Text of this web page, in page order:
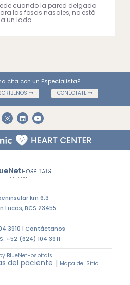
cuando la pared delgada
las fosas nasales, no está
un lado
cita con un Especialista?
CONÉCTATE
km 6.3
Lucas, BCS 23455
3910 | Contáctanos
+52 (624) 104 3911
BlueNetHospitals
del paciente | Mapa del Sitio